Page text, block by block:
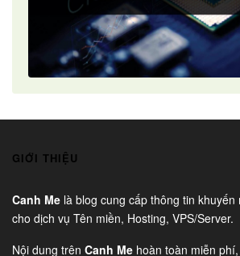
GIỚI THIỆU
Canh Melà blog cung cấp thông tin khuyến
cho dịch vụ Tên miền, Hosting, VPS/Server.
Nội dung trên Canh Mehoàn toàn miễn